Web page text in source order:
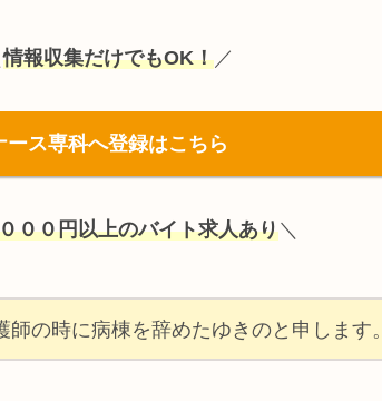
情報収集だけでもOK！／
ース専科へ登録はこちら
００円以上のバイト求人あり＼
師の時に病棟を辞めたゆきのと申します。